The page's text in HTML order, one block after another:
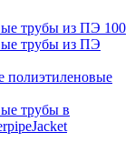
трубы из ПЭ 100
трубы из ПЭ
полиэтиленовые
трубы в